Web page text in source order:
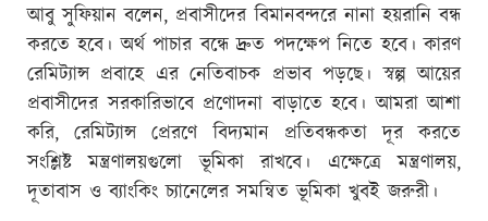
আবু সুফিয়ান বলেন, প্রবাসীদের বিমানবন্দরে নানা হয়রানি বন্ধ
করতে হবে। অর্থ পাচার বন্ধে দ্রুত পদক্ষেপ নিতে হবে। কারণ
রেমিট্যান্স প্রবাহে এর নেতিবাচক প্রভাব পড়ছে। স্বল্প আয়ের
প্রবাসীদের সরকারিভাবে প্রণোদনা বাড়াতে হবে। আমরা আশা
করি, রেমিট্যান্স প্রেরণে বিদ্যমান প্রতিবন্ধকতা দূর করতে
সংশ্লিষ্ট মন্ত্রণালয়গুলো ভূমিকা রাখবে। এক্ষেত্রে মন্ত্রণালয়,
দূতাবাস ও ব্যাংকিং চ্যানেলের সমন্বিত ভূমিকা খুবই জরুরী।